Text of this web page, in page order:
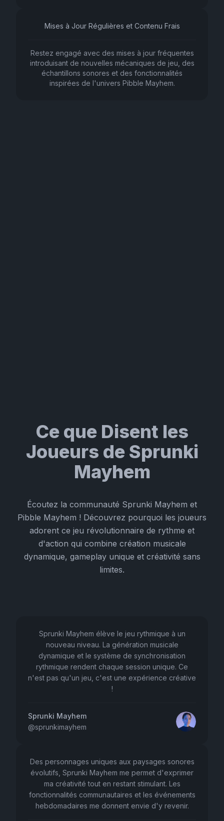
Mises à Jour Régulières et Contenu Frais
Restez engagé avec des mises à jour fréquentes
introduisant de nouvelles mécaniques de jeu, des
échantillons sonores et des fonctionnalités
inspirées de l'univers Pibble Mayhem.
Ce que Disent les
Joueurs de Sprunki
Mayhem
Écoutez la communauté Sprunki Mayhem et
Pibble Mayhem ! Découvrez pourquoi les joueurs
adorent ce jeu révolutionnaire de rythme et
d'action qui combine création musicale
dynamique, gameplay unique et créativité sans
limites.
Sprunki Mayhem élève le jeu rythmique à un
nouveau niveau. La génération musicale
dynamique et le système de synchronisation
rythmique rendent chaque session unique. Ce
n'est pas qu'un jeu, c'est une expérience créative
!
Sprunki Mayhem
@sprunkimayhem
Des personnages uniques aux paysages sonores
évolutifs, Sprunki Mayhem me permet d'exprimer
ma créativité tout en restant stimulant. Les
fonctionnalités communautaires et les événements
hebdomadaires me donnent envie d'y revenir.